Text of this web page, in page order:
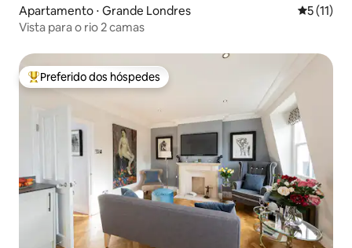
Apartamento ⋅ Grande Londres 5 de uma
5 (11)
Vista para o rio 2 camas
Entre os melhores preferidos dos hóspedes
Preferido dos hóspedes